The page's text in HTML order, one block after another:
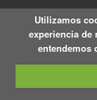
Utilizamos
experiencia de
entendemos